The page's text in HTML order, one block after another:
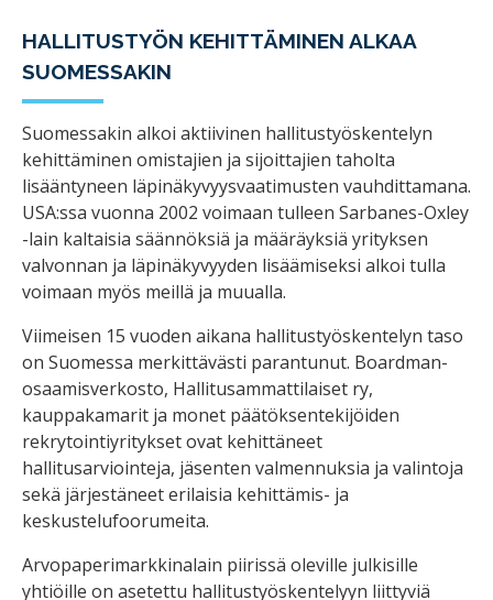
HALLITUSTYÖN KEHITTÄMINEN ALKAA
SUOMESSAKIN
Suomessakin alkoi aktiivinen hallitustyöskentelyn
kehittäminen omistajien ja sijoittajien taholta
lisääntyneen läpinäkyvyysvaatimusten vauhdittamana.
USA:ssa vuonna 2002 voimaan tulleen Sarbanes-Oxley
-lain kaltaisia säännöksiä ja määräyksiä yrityksen
valvonnan ja läpinäkyvyyden lisäämiseksi alkoi tulla
voimaan myös meillä ja muualla.
Viimeisen 15 vuoden aikana hallitustyöskentelyn taso
on Suomessa merkittävästi parantunut. Boardman-
osaamisverkosto, Hallitusammattilaiset ry,
kauppakamarit ja monet päätöksentekijöiden
rekrytointiyritykset ovat kehittäneet
hallitusarviointeja, jäsenten valmennuksia ja valintoja
sekä järjestäneet erilaisia kehittämis- ja
keskustelufoorumeita.
Arvopaperimarkkinalain piirissä oleville julkisille
yhtiöille on asetettu hallitustyöskentelyyn liittyviä